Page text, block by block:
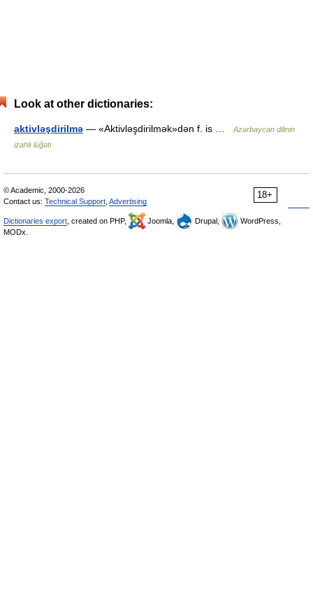
Look at other dictionaries:
aktivləşdirilmə — «Aktivləşdirilmək»dən f. is …
Azərbaycan dilinin
izahlı lüğəti
18+
© Academic, 2000-2026
Contact us: Technical Support Advertising
Dictionaries export , created on PHP, Joomla, Drupal,
WordPress,
MODx.